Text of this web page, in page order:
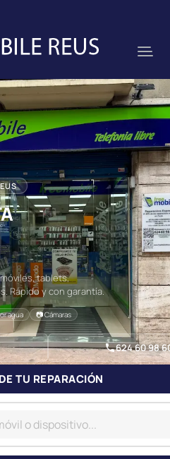
tablets,
Rápido y con garantía.
agua 📷 Cámaras
624 60 98
TU REPARACIÓN